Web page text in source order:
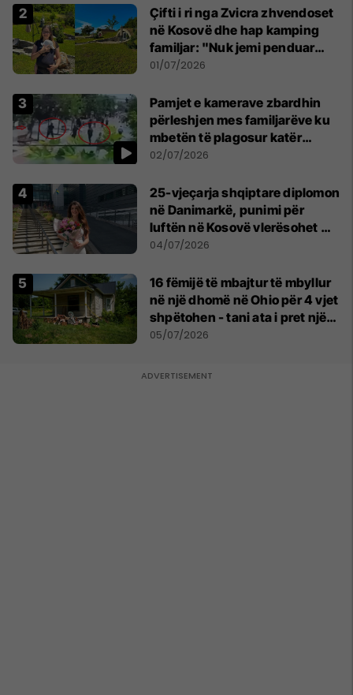
Çifti i ri nga Zvicra zhvendoset
në Kosovë dhe hap kamping
familjar: "Nuk jemi penduar
asnjë ditë"
01/07/2026
Pamjet e kamerave zbardhin
përleshjen mes familjarëve ku
mbetën të plagosur katër
persona
02/07/2026
25-vjeçarja shqiptare diplomon
në Danimarkë, punimi për
luftën në Kosovë vlerësohet me
notën më të lartë
04/07/2026
16 fëmijë të mbajtur të mbyllur
në një dhomë në Ohio për 4 vjet
shpëtohen - tani ata i pret një
sfidë e madhe
05/07/2026